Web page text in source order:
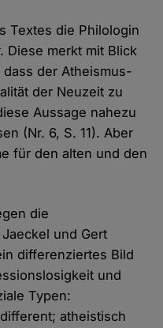
Textes die Philologin
Diese merkt mit Blick
der Atheismus-
der Neuzeit zu
Aussage nahezu
(Nr. 6, S. 11). Aber
für den alten und den
die
und Gert
differenziertes Bild
und
Typen:
atheistisch